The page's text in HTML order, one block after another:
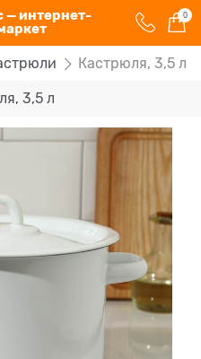
— интернет-
0
Кастрюля, 3,5 л
3,5 л